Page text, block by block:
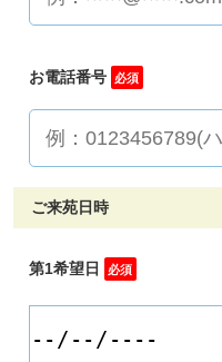
お電話番号 必須
ご来苑日時
第1希望日 必須